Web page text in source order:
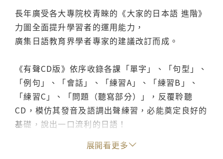
長年廣受各大專院校青睞的《大家的日本語 進階》
力圖全面提升學習者的運用能力，
廣集日語教育界學者專家的建議改訂而成。
《有聲CD版》依序收錄各課「單字」、「句型」、
「例句」、「會話」、「練習A」、「練習B」、
「練習C」、「問題（聽寫部分）」，反覆聆聽
CD，模仿其發音及語調出聲練習，必能奠定良好的
基礎，說出一口流利的日語！
◎大新書局出版的4片裝有聲CD，除了收錄日本原
展開看更多